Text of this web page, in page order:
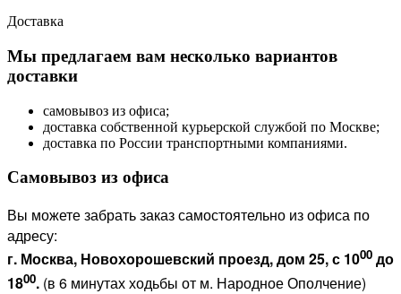
Доставка
Мы предлагаем вам несколько вариантов
доставки
самовывоз из офиса;
доставка собственной курьерской службой по Москве;
доставка по России транспортными компаниями.
Самовывоз из офиса
Вы можете забрать заказ самостоятельно из офиса по
адресу:
г. Москва, Новохорошевский проезд, дом 25, с 1000 до
1800. (в 6 минутах ходьбы от м. Народное Ополчение)